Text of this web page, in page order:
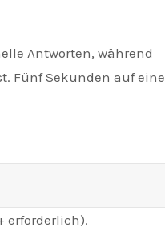
Antworten, während
Fünf Sekunden auf eine
erforderlich).